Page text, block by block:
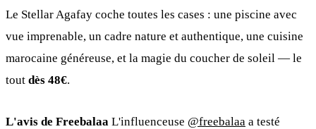
Le Stellar Agafay coche toutes les cases : une piscine avec
vue imprenable, un cadre nature et authentique, une cuisine
marocaine généreuse, et la magie du coucher de soleil — le
tout dès 48€.
L'avis de Freebalaa L'influenceuse @freebalaa a testé